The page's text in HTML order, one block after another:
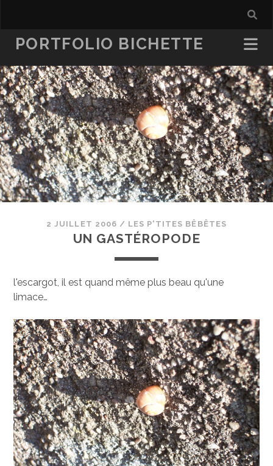
PORTFOLIO BICHETTE
2 JUILLET 2006 / LES P'TITES BÊBÊTES
UN GASTÉROPODE
l'escargot, il est quand même plus beau qu'une
limace…